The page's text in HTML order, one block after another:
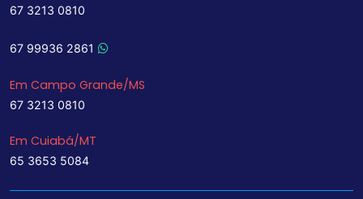
67 3213 0810
67 99936 2861
Em Campo Grande/MS
67 3213 0810
Em Cuiabá/MT
65 3653 5084